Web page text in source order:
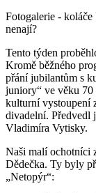
Fotogalerie -
nenají?
Tento týden
Kromě běžného
přání jubilantům s
juniory“ ve věku
kulturní vystoupení
divadelní. Předvedl
Vladimíra Vytisky.
Naši malí ochotníci
Dědečka. Ty byly
„Netopýr“: